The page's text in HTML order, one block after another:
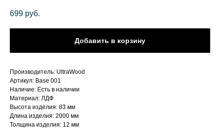
699 руб.
Добавить в корзину
Производитель: UltraWood
Артикул: Base 001
Наличие: Есть в наличии
Материал: ЛДФ
Высота изделия: 83 мм
Длина изделия: 2000 мм
Толщина изделия: 12 мм